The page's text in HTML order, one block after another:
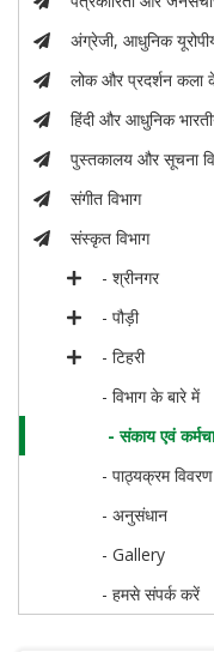
अंग्रेजी, आधुनिक
लोक और प्रदर्शन कला
हिंदी और आधुनिक
पुस्तकालय और सूचना
संगीत विभाग
संस्कृत विभाग
- श्रीनगर
- पौड़ी
- टिहरी
- विभाग के बारे में
- संकाय एवं
- पाठ्यक्रम विवरण
- अनुसंधान
- Gallery
- हमसे संपर्क करें